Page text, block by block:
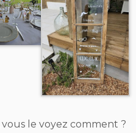
le voyez comment ?